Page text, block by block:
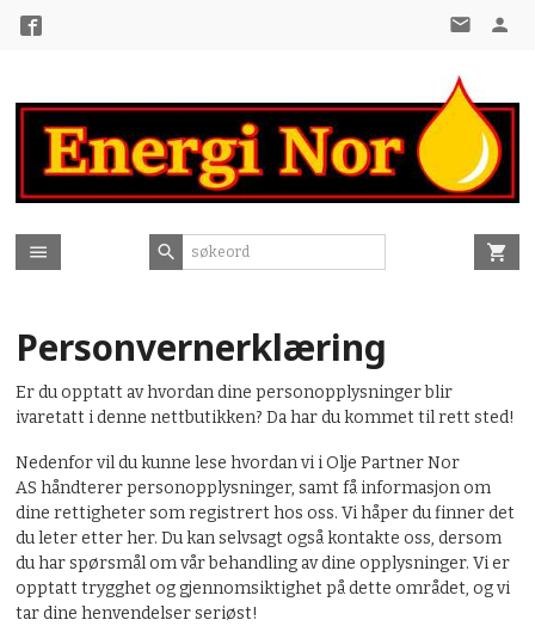
Personvernerklæring
Er du opptatt av hvordan dine personopplysninger blir
ivaretatt i denne nettbutikken? Da har du kommet til rett sted!
Nedenfor vil du kunne lese hvordan vi i Olje Partner Nor
AS håndterer personopplysninger, samt få informasjon om
dine rettigheter som registrert hos oss. Vi håper du finner det
du leter etter her. Du kan selvsagt også kontakte oss, dersom
du har spørsmål om vår behandling av dine opplysninger. Vi er
opptatt trygghet og gjennomsiktighet på dette området, og vi
tar dine henvendelser seriøst!